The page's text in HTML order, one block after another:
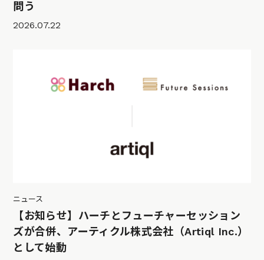
問う
2026.07.22
ニュース
【お知らせ】ハーチとフューチャーセッション
ズが合併、アーティクル株式会社（Artiql Inc.）
として始動